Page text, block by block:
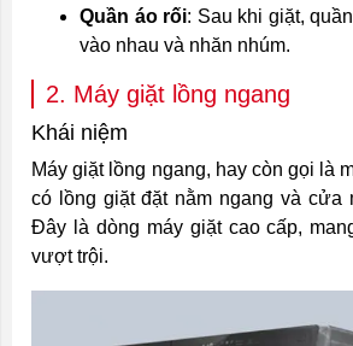
Quần áo rối: Sau khi giặt,
vào nhau và nhăn nhúm.
2. Máy giặt lồng ngang
Khái niệm
Máy giặt lồng ngang, hay còn gọi là
có lồng giặt đặt nằm ngang và cửa
Đây là dòng máy giặt cao cấp,
vượt trội.